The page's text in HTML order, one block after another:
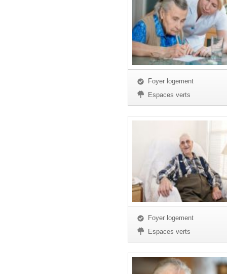
Foyer logement
Espaces verts
Foyer logement
Espaces verts